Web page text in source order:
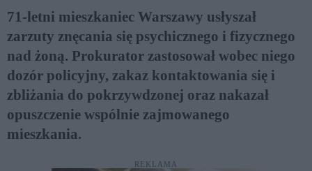
71-letni mieszkaniec Warszawy usłyszał
zarzuty znęcania się psychicznego i fizycznego
nad żoną. Prokurator zastosował wobec niego
dozór policyjny, zakaz kontaktowania się i
zbliżania do pokrzywdzonej oraz nakazał
opuszczenie wspólnie zajmowanego
mieszkania.
REKLAMA